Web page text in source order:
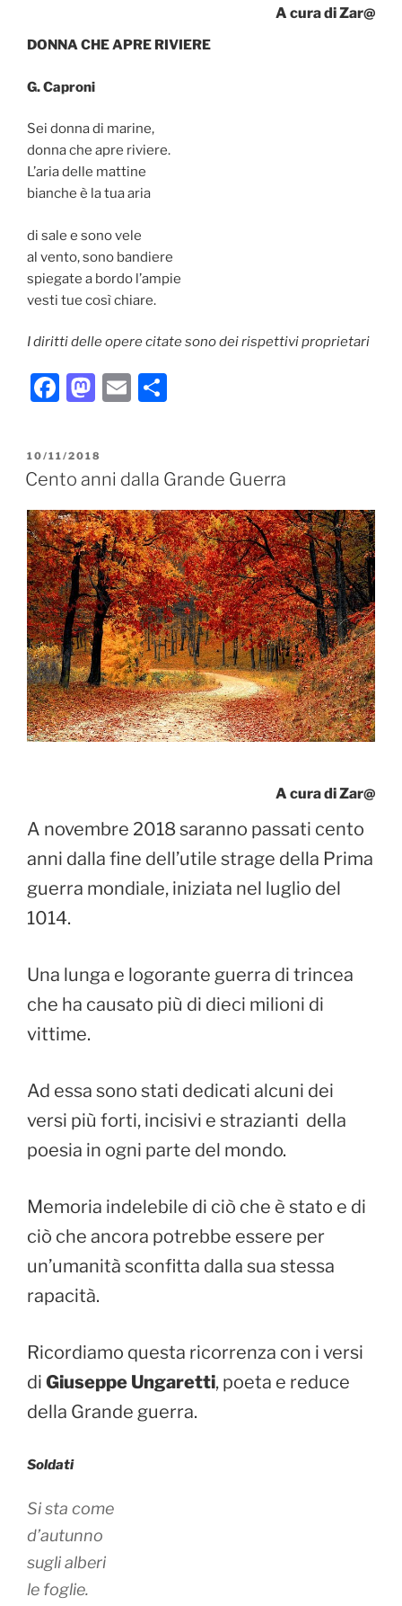
A cura di Zar@
DONNA CHE APRE RIVIERE
G. Caproni
Sei donna di marine,
donna che apre riviere.
L’aria delle mattine
bianche è la tua aria
di sale e sono vele
al vento, sono bandiere
spiegate a bordo l’ampie
vesti tue così chiare.
I diritti delle opere citate sono dei rispettivi proprietari
F
c
e
b
o
o
k
M
st
o
d
o
n
E
l
di
vi
di
PUBBLICATO
IL
10/11/2018
Cento anni dalla Grande Guerra
A cura di Zar@
A novembre 2018 saranno passati cento
anni dalla fine dell’utile strage della Prima
guerra mondiale, iniziata nel luglio del
1014.
Una lunga e logorante guerra di trincea
che ha causato più di dieci milioni di
vittime.
Ad essa sono stati dedicati alcuni dei
versi più forti, incisivi e strazianti della
poesia in ogni parte del mondo.
Memoria indelebile di ciò che è stato e di
ciò che ancora potrebbe essere per
un’umanità sconfitta dalla sua stessa
rapacità.
Ricordiamo questa ricorrenza con i versi
di Giuseppe Ungaretti, poeta e reduce
della Grande guerra.
Soldati
Si sta come
d’autunno
sugli alberi
le foglie.